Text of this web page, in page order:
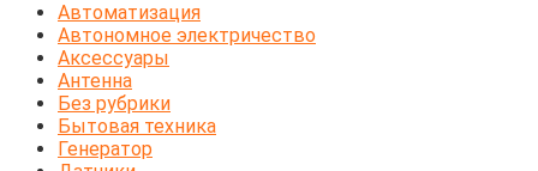
Автоматизация
Автономное электричество
Аксессуары
Антенна
Без рубрики
Бытовая техника
Генератор